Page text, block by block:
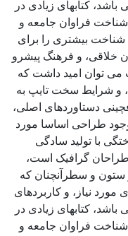
باشد، کتابهای زیادی در
فراوان جامعه و
شناخت بیشتری را برای
خلاقی، و فرهنگ پیشرو
می توان امید داشت که
و شرایط سخت تایپ به
دستاوردهای اصلی،
طراحی اساسا مورد
با تولید سادگی
طراحان گرافیک است،
ستون و سطرآنچنان که
نیاز، و کاربردهای
باشد، کتابهای زیادی در
فراوان جامعه و